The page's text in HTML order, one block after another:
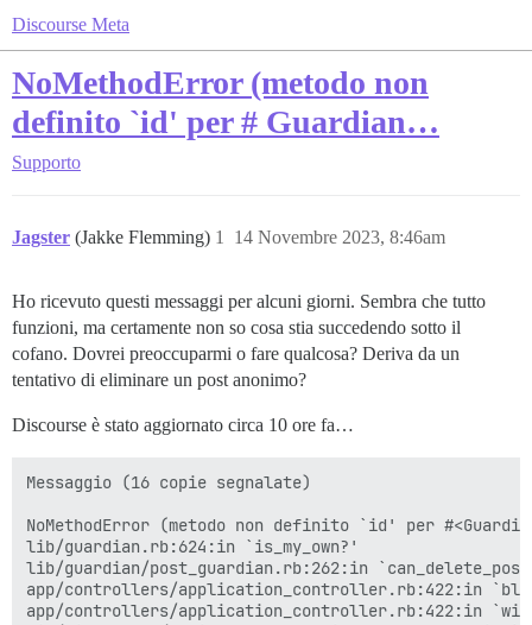
Discourse Meta
NoMethodError (metodo non
definito `id' per # Guardian…
Supporto
Jagster (Jakke Flemming) 14 Novembre 2023, 8:46am
1
Ho ricevuto questi messaggi per alcuni giorni. Sembra che tutto
funzioni, ma certamente non so cosa stia succedendo sotto il
cofano. Dovrei preoccuparmi o fare qualcosa? Deriva da un
tentativo di eliminare un post anonimo?
Discourse è stato aggiornato circa 10 ore fa…
Messaggio (16 copie segnalate)
NoMethodError (metodo non definito `id' per
lib/guardian.rb:624:in `is_my_own?'
lib/guardian/post_guardian.rb:262:in
app/controllers/application_controller.rb:422:in
app/controllers/application_controller.rb:422:in